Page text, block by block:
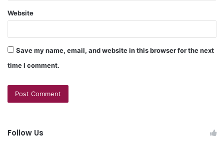
Website
Save my name, email, and website in this browser for the next
time I comment.
Follow Us